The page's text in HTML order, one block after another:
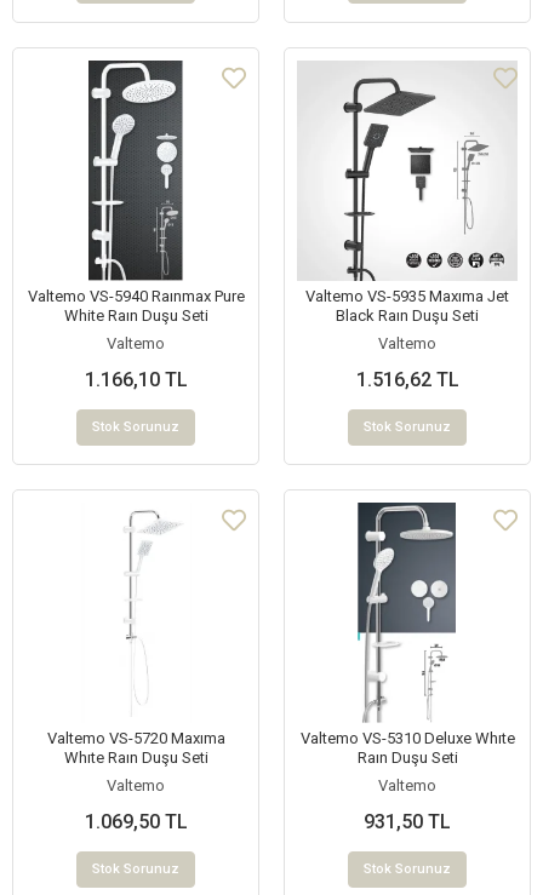
Valtemo VS-5940 Raınmax Pure
White Raın Duşu Seti
Valtemo
1.166,10 TL
Stok Sorunuz
Valtemo VS-5935 Maxıma Jet
Black Raın Duşu Seti
Valtemo
1.516,62 TL
Stok Sorunuz
Valtemo VS-5720 Maxıma
Whıte Raın Duşu Seti
Valtemo
1.069,50 TL
Stok Sorunuz
Valtemo VS-5310 Deluxe Whıte
Raın Duşu Seti
Valtemo
931,50 TL
Stok Sorunuz